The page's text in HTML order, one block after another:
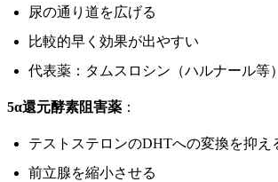
尿の通り道を広げる
比較的早く効果が出やすい
代表薬：タムスロシン（ハルナール等）
5α還元酵素阻害薬 ：
テストステロンのDHTへの変換を抑え
前立腺を縮小させる